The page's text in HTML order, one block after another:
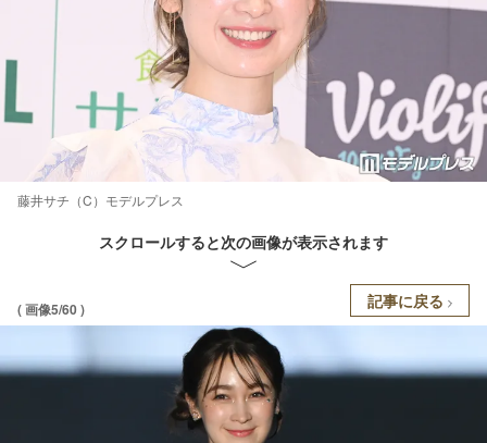
藤井サチ（C）モデルプレス
スクロールすると次の画像が表示されます
( 画像5/60 ) 記事に戻る